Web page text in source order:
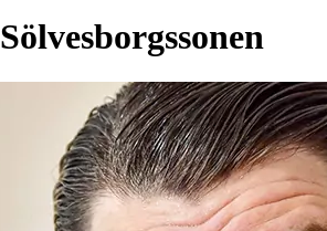
Sölvesborgssonen